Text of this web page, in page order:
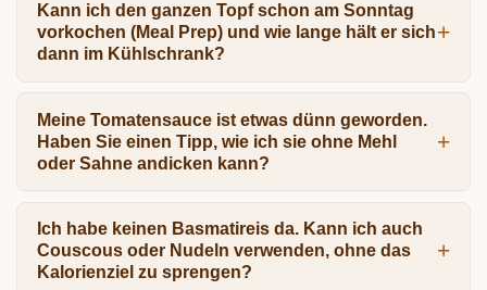
Kann ich den ganzen Topf schon am Sonntag
vorkochen (Meal Prep) und wie lange hält er sich
dann im Kühlschrank?
Meine Tomatensauce ist etwas dünn geworden.
Haben Sie einen Tipp, wie ich sie ohne Mehl
oder Sahne andicken kann?
Ich habe keinen Basmatireis da. Kann ich auch
Couscous oder Nudeln verwenden, ohne das
Kalorienziel zu sprengen?